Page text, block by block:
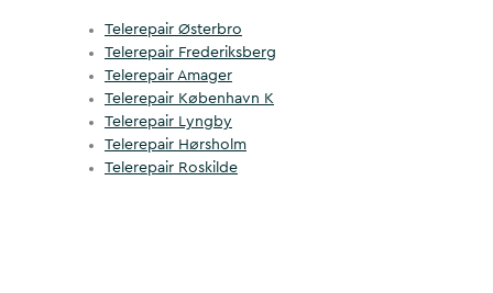
Telerepair Østerbro
Telerepair Frederiksberg
Telerepair Amager
Telerepair København K
Telerepair Lyngby
Telerepair Hørsholm
Telerepair Roskilde